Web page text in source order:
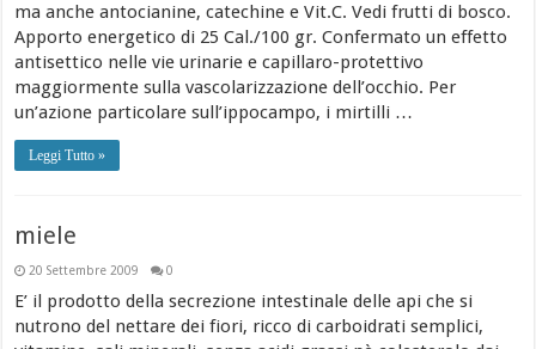
ma anche antocianine, catechine e Vit.C. Vedi frutti di bosco.
Apporto energetico di 25 Cal./100 gr. Confermato un effetto
antisettico nelle vie urinarie e capillaro-protettivo
maggiormente sulla vascolarizzazione dell’occhio. Per
un’azione particolare sull’ippocampo, i mirtilli …
Leggi Tutto »
miele
20 Settembre 2009 0
E’ il prodotto della secrezione intestinale delle api che si
nutrono del nettare dei fiori, ricco di carboidrati semplici,